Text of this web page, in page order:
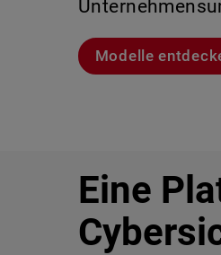
Modelle
sind.
CloudDR
Lernen Sie Rai
Lernen Sie
Eine